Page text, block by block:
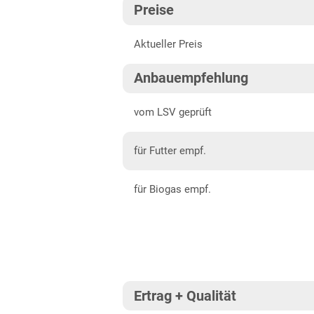
Bayern
Mittelfranken
Oberfranken
Preise
Aktueller Preis
Anbauempfehlung
vom LSV geprüft
für Futter empf.
für Biogas empf.
Ertrag + Qualität